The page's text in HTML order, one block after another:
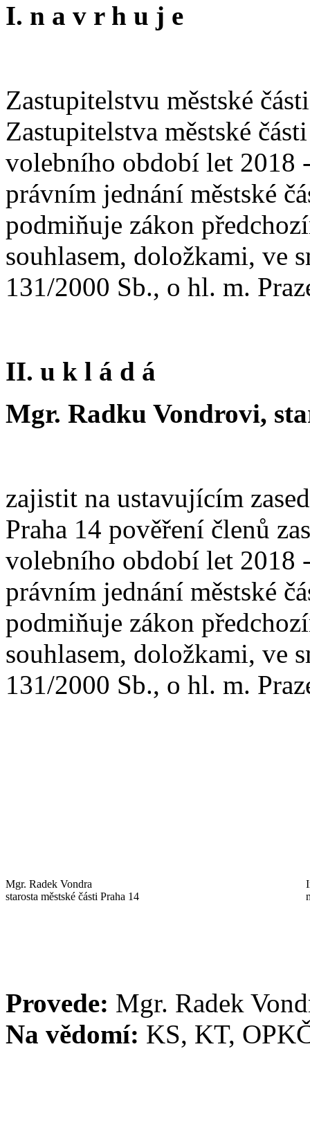
I. n a v r h u j e
Zastupitelstvu městské
Zastupitelstva městské
volebního období let 2018
právním jednání městské
podmiňuje zákon
souhlasem, doložkami, ve
131/2000 Sb., o hl. m.
II. u k l á d á
Mgr. Radku Vondrovi,
zajistit na ustavujícím
Praha 14 pověření členů
volebního období let 2018
právním jednání městské
podmiňuje zákon
souhlasem, doložkami, ve
131/2000 Sb., o hl. m.
Mgr. Radek Vondra
starosta městské části Praha 14
Provede: Mgr. Radek
Na vědomí: KS, KT,